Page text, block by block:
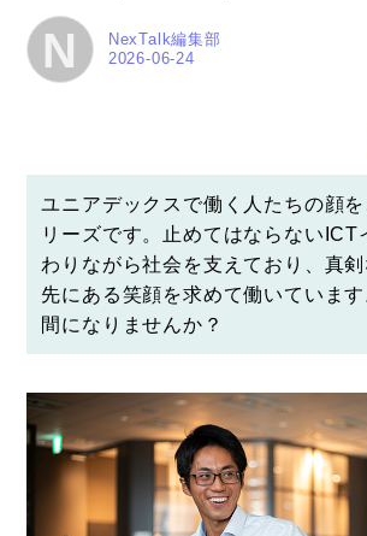
N 2026-06-24
NexTalk編集部
ユニアデックスで働く人たちの顔
リーズです。止めてはならないICT
わりながら社会を支えており、真
先にある笑顔を求めて働いていま
間になりませんか？